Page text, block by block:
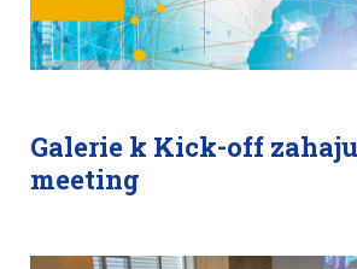
Galerie k Kick-off
meeting